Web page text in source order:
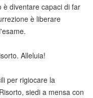
è diventare capaci di far
è liberare
Alleluia!
per rigiocare la
siedi a mensa con